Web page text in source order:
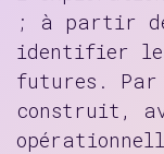
; à partir
identifier
futures.
construit,